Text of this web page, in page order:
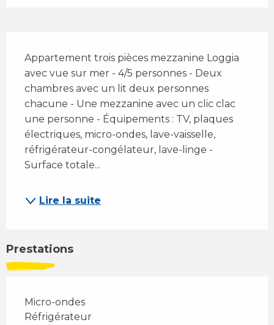
Appartement trois pièces mezzanine Loggia
avec vue sur mer - 4/5 personnes - Deux
chambres avec un lit deux personnes
chacune - Une mezzanine avec un clic clac
une personne - Équipements : TV, plaques
électriques, micro-ondes, lave-vaisselle,
réfrigérateur-congélateur, lave-linge -
Surface totale...
Lire la suite
Prestations
Micro-ondes
Réfrigérateur